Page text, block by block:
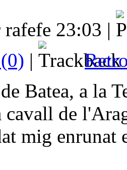
23:03 |
|
Batea, a la
cavall de
mig enrunat